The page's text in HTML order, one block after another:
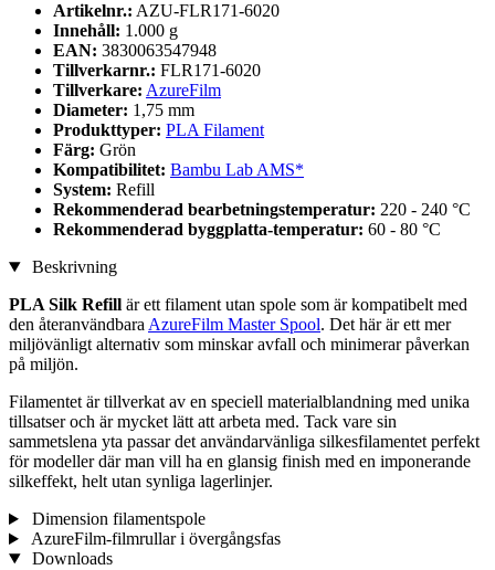
Artikelnr.: AZU-FLR171-6020
Innehåll: 1.000 g
EAN: 3830063547948
Tillverkarnr.: FLR171-6020
Tillverkare: AzureFilm
Diameter: 1,75 mm
Produkttyper: PLA Filament
Färg: Grön
Kompatibilitet: Bambu Lab AMS*
System: Refill
Rekommenderad bearbetningstemperatur: 220 - 240 °C
Rekommenderad byggplatta-temperatur: 60 - 80 °C
Beskrivning
PLA Silk Refill är ett filament utan spole som är kompatibelt med
den återanvändbara AzureFilm Master Spool. Det här är ett mer
miljövänligt alternativ som minskar avfall och minimerar påverkan
på miljön.
Filamentet är tillverkat av en speciell materialblandning med unika
tillsatser och är mycket lätt att arbeta med. Tack vare sin
sammetslena yta passar det användarvänliga silkesfilamentet perfekt
för modeller där man vill ha en glansig finish med en imponerande
silkeffekt, helt utan synliga lagerlinjer.
Dimension filamentspole
AzureFilm-filmrullar i övergångsfas
Downloads